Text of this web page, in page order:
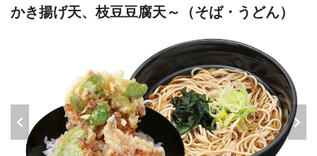
かき揚げ天、枝豆豆腐天～（そば・うどん）